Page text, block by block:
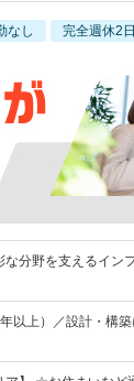
なし 完全週休2
分野を支えるイン
以上）／設計・構